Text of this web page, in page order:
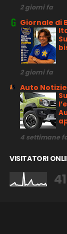
2 giorni fa
Giornale di
2 giorni fa
Auto Notizie
4 settimane
VISITATORI